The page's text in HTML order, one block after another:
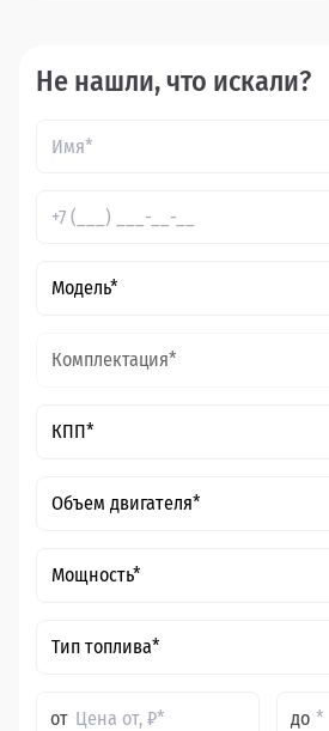
Не нашли, что искали?
Модель*
Комплектация*
КПП*
Объем двигателя*
Мощность*
Тип топлива*
от до